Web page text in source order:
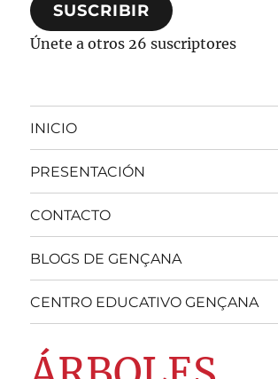
electrónico
SUSCRIBIR
Únete a otros 26 suscriptores
INICIO
PRESENTACIÓN
CONTACTO
BLOGS DE GENÇANA
CENTRO EDUCATIVO GENÇANA